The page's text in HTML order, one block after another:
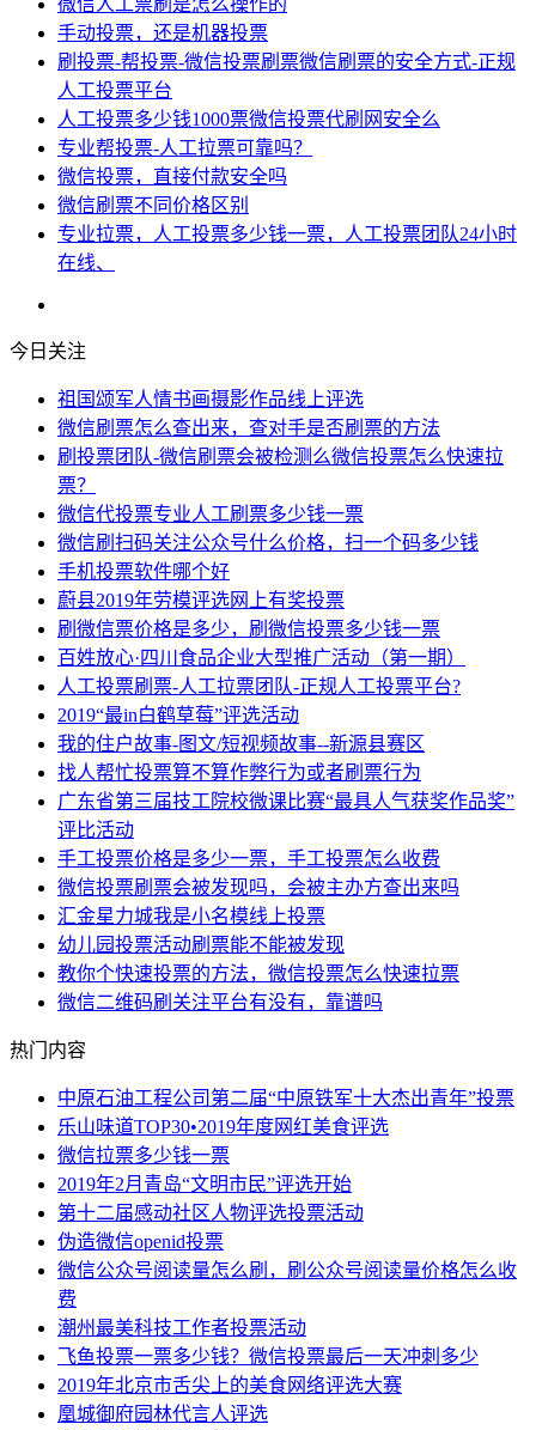
手动投票，还是机器投票
刷投票-帮投票-微信投票刷票微信刷票的安全方式-正规
人工投票平台
人工投票多少钱1000票微信投票代刷网安全么
专业帮投票-人工拉票可靠吗？
微信投票，直接付款安全吗
微信刷票不同价格区别
专业拉票，人工投票多少钱一票，人工投票团队24小时
在线、
今日关注
祖国颂军人情书画摄影作品线上评选
微信刷票怎么查出来，查对手是否刷票的方法
刷投票团队-微信刷票会被检测么微信投票怎么快速拉
票？
微信代投票专业人工刷票多少钱一票
微信刷扫码关注公众号什么价格，扫一个码多少钱
手机投票软件哪个好
蔚县2019年劳模评选网上有奖投票
刷微信票价格是多少，刷微信投票多少钱一票
百姓放心·四川食品企业大型推广活动（第一期）
人工投票刷票-人工拉票团队-正规人工投票平台?
2019“最in白鹤草莓”评选活动
我的住户故事-图文/短视频故事--新源县赛区
找人帮忙投票算不算作弊行为或者刷票行为
广东省第三届技工院校微课比赛“最具人气获奖作品奖”
评比活动
手工投票价格是多少一票，手工投票怎么收费
微信投票刷票会被发现吗，会被主办方查出来吗
汇金星力城我是小名模线上投票
幼儿园投票活动刷票能不能被发现
教你个快速投票的方法，微信投票怎么快速拉票
微信二维码刷关注平台有没有，靠谱吗
热门内容
中原石油工程公司第二届“中原铁军十大杰出青年”投票
乐山味道TOP30•2019年度网红美食评选
微信拉票多少钱一票
2019年2月青岛“文明市民”评选开始
第十二届感动社区人物评选投票活动
伪造微信openid投票
微信公众号阅读量怎么刷，刷公众号阅读量价格怎么收
费
潮州最美科技工作者投票活动
飞鱼投票一票多少钱？微信投票最后一天冲刺多少
2019年北京市舌尖上的美食网络评选大赛
凰城御府园林代言人评选